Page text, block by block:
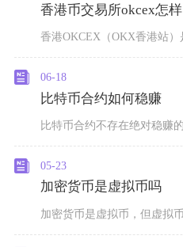
香港币交易所okcex怎样
06-18
比特币合约如何稳赚
05-23
加密货币是虚拟币吗